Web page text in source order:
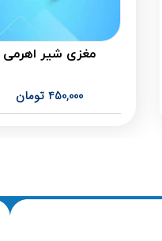
مغزی شیر اهرمی
450,000 تومان